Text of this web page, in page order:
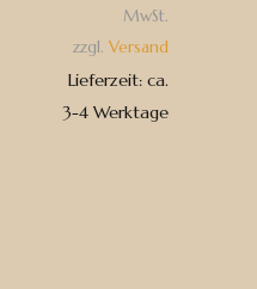
MwSt.
zzgl. Versand
Lieferzeit: ca.
3-4 Werktage